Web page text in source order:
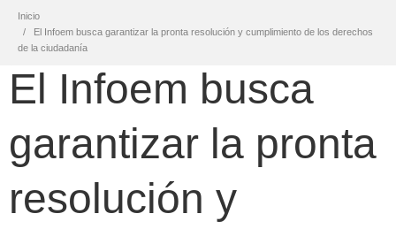
Inicio
El Infoem busca garantizar la pronta resolución y cumplimiento de los derechos
de la ciudadanía
El Infoem busca
garantizar la pronta
resolución y